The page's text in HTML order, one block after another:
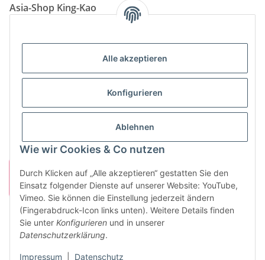
Alle akzeptieren
Konfigurieren
Ablehnen
Wie wir Cookies & Co nutzen
Durch Klicken auf „Alle akzeptieren“ gestatten Sie den
Einsatz folgender Dienste auf unserer Website: YouTube,
Vimeo. Sie können die Einstellung jederzeit ändern
(Fingerabdruck-Icon links unten). Weitere Details finden
Sie unter Konfigurieren und in unserer
Datenschutzerklärung.
Impressum Datenschutz
Asia-Shop King-Kao
Tel: (06825) 499-104
info@king-kao.de
Öffnungszeiten (Mo-Sa.) 9:00 - 19:00
Gesetzliche Informationen
Vertrag widerrufen